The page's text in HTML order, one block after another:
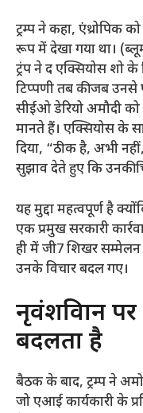
ट्रम्प ने कहा, एंथ्रोपिक
रूप में देखा गया था।
ट्रंप ने द एक्सियोस शो के
टिप्पणी तब की जब उनसे
सीईओ डेरियो अमौदी को
मानते हैं। एक्सियोस के
दिया, “ठीक है, अभी
सुझाव देते हुए कि उनकी
यह मुद्दा महत्वपूर्ण है
एक प्रमुख सरकारी
ही में जी7 शिखर
उनके विचार बदल गए।
नृवंशविज्ञान
बदलता है
बैठक के बाद, ट्रम्प ने
जो एआई कार्यकारी के